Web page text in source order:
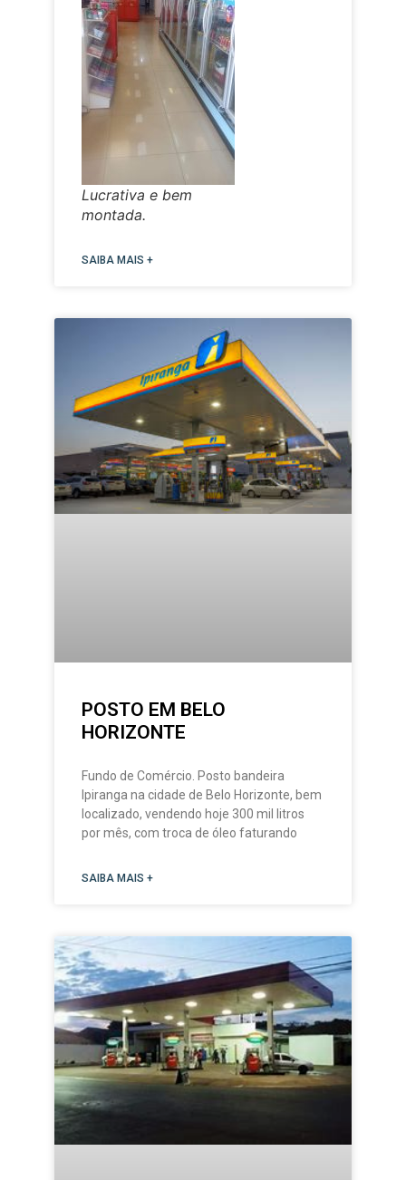
Lucrativa e bem
montada.
SAIBA MAIS +
POSTO EM BELO
HORIZONTE
Fundo de Comércio. Posto bandeira
Ipiranga na cidade de Belo Horizonte, bem
localizado, vendendo hoje 300 mil litros
por mês, com troca de óleo faturando
SAIBA MAIS +